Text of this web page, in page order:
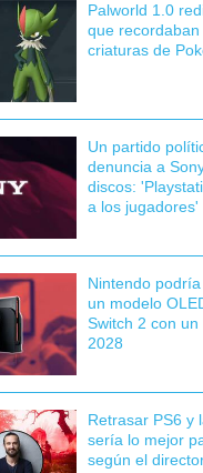
Palworld 1.0
que
criaturas de
Un partido
denuncia a
discos:
a los jugadores'
Nintendo
un modelo
Switch 2 con
2028
Retrasar PS6 y
sería lo mejor
según el